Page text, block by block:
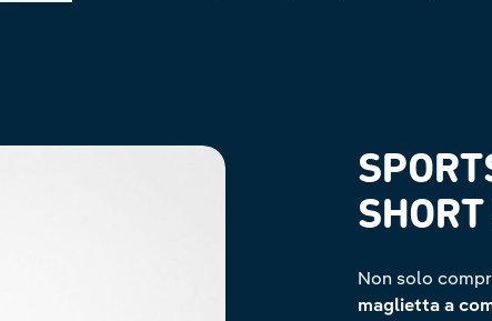
Non solo
maglietta a